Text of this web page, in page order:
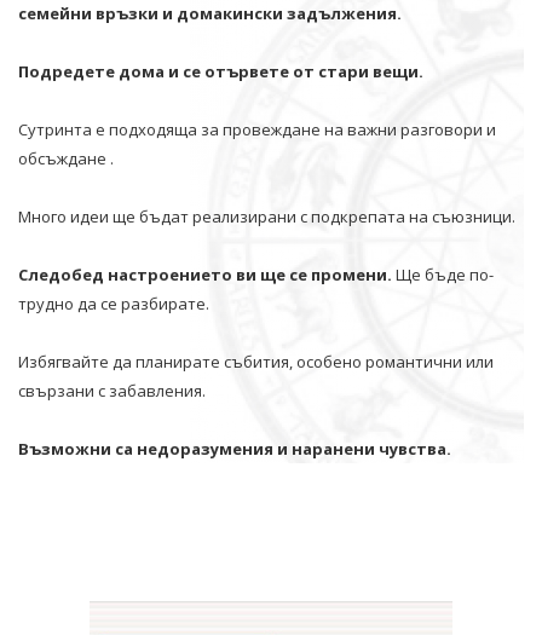
семейни връзки и домакински задължения.
Подредете дома и се отървете от стари вещи.
Сутринта е подходяща за провеждане на важни разговори и
обсъждане .
Много идеи ще бъдат реализирани с подкрепата на съюзници.
Следобед настроението ви ще се промени. Ще бъде по-
трудно да се разбирате.
Избягвайте да планирате събития, особено романтични или
свързани с забавления.
Възможни са недоразумения и наранени чувства.